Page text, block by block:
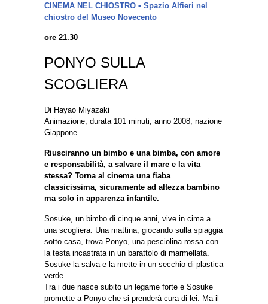
CINEMA NEL CHIOSTRO • Spazio Alfieri nel
chiostro del Museo Novecento
ore 21.30
PONYO SULLA
SCOGLIERA
Di Hayao Miyazaki
Animazione, durata 101 minuti, anno 2008, nazione
Giappone
Riusciranno un bimbo e una bimba, con amore
e responsabilità, a salvare il mare e la vita
stessa? Torna al cinema una fiaba
classicissima, sicuramente ad altezza bambino
ma solo in apparenza infantile.
Sosuke, un bimbo di cinque anni, vive in cima a
una scogliera. Una mattina, giocando sulla spiaggia
sotto casa, trova Ponyo, una pesciolina rossa con
la testa incastrata in un barattolo di marmellata.
Sosuke la salva e la mette in un secchio di plastica
verde.
Tra i due nasce subito un legame forte e Sosuke
promette a Ponyo che si prenderà cura di lei. Ma il